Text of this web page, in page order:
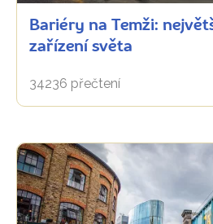
Bariéry na Temži:
zařízení světa
34236 přečtení